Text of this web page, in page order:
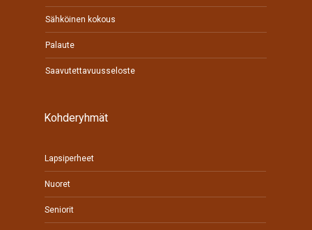
Sähköinen kokous
Palaute
Saavutettavuusseloste
Kohderyhmät
Lapsiperheet
Nuoret
Seniorit